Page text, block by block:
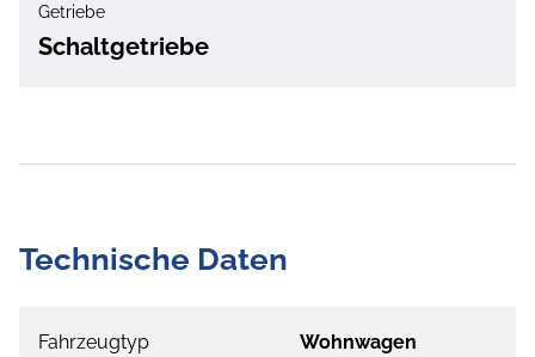
Getriebe
Schaltgetriebe
Technische Daten
Fahrzeugtyp Wohnwagen